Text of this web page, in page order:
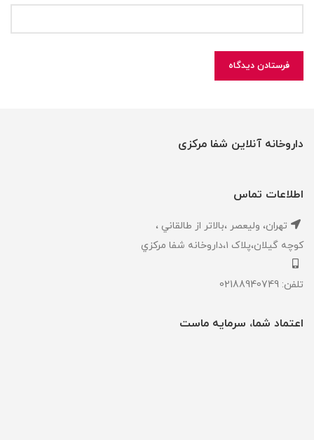
داروخانه آنلاین شفا مرکزی
اطلاعات تماس
تهران، ‎وليعصر ،بالاتر از طالقاني ،
كوچه گيلان،پلاک ۱،داروخانه شفا مركزي
تلفن: 02188940749
اعتماد شما، سرمایه ماست